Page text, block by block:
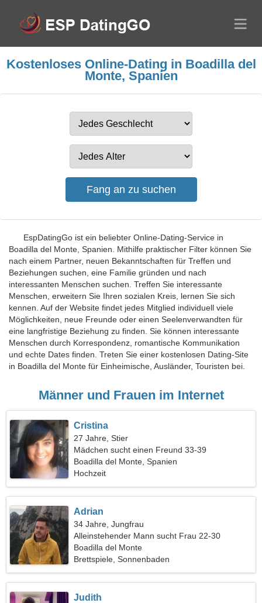
Kostenloses Online-Dating in Boadilla del
Monte, Spanien
EspDatingGo ist ein beliebter Online-Dating-Service in
Boadilla del Monte, Spanien. Mithilfe praktischer Filter können Sie
nach einem Partner, neuen Bekanntschaften für Treffen und
Beziehungen suchen, eine Familie gründen und nach
interessanten Menschen suchen. Treffen Sie interessante
Menschen, erweitern Sie Ihren sozialen Kreis, lernen Sie sich
kennen. Auf der Website findet jedes Mitglied individuell viele
Möglichkeiten, neue Freunde oder einen Seelenverwandten für
eine langfristige Beziehung zu finden. Sie können interessante
Menschen durch Korrespondenz, romantische Kommunikation
und echte Dates finden. Treten Sie einer kostenlosen Dating-Site
in Boadilla del Monte für Einheimische, Ausländer, Touristen bei.
Männer und Frauen im Internet
Cristina
27 Jahre, Stier
Mädchen sucht einen Freund 33-39
Boadilla del Monte, Spanien
Hochzeit
Adrian
34 Jahre, Jungfrau
Alleinstehender Mann sucht Frau 22-30
Boadilla del Monte
Brettspiele, Sonnenbaden
Judith